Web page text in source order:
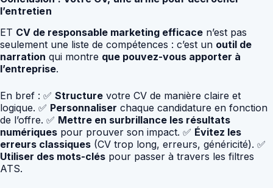
l’entretien
ET CV de responsable marketing efficace n’est pas
seulement une liste de compétences : c’est un outil de
narration qui montre que pouvez-vous apporter à
l’entreprise.
En bref : ✅ Structure votre CV de manière claire et
logique. ✅ Personnaliser chaque candidature en fonction
de l’offre. ✅ Mettre en surbrillance les résultats
numériques pour prouver son impact. ✅ Évitez les
erreurs classiques (CV trop long, erreurs, généricité). ✅
Utiliser des mots-clés pour passer à travers les filtres
ATS.